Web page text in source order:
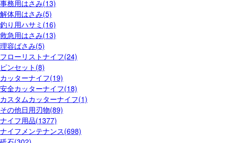
事務用はさみ(13)
解体用はさみ(5)
釣り用ハサミ(16)
救急用はさみ(13)
理容ばさみ(5)
フローリストナイフ(24)
ピンセット(8)
カッターナイフ(19)
安全カッターナイフ(18)
カスタムカッターナイフ(1)
その他日用刃物(89)
ナイフ用品(1377)
ナイフメンテナンス(698)